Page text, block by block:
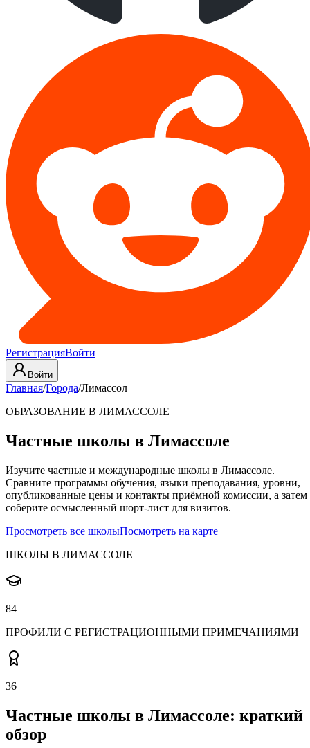
РегистрацияВойти
Войти
Главная/Города/Лимассол
ОБРАЗОВАНИЕ В ЛИМАССОЛЕ
Частные школы в Лимассоле
Изучите частные и международные школы в Лимассоле.
Сравните программы обучения, языки преподавания, уровни,
опубликованные цены и контакты приёмной комиссии, а затем
соберите осмысленный шорт-лист для визитов.
Просмотреть все школыПосмотреть на карте
ШКОЛЫ В ЛИМАССОЛЕ
84
ПРОФИЛИ С РЕГИСТРАЦИОННЫМИ ПРИМЕЧАНИЯМИ
36
Частные школы в Лимассоле: краткий
обзор